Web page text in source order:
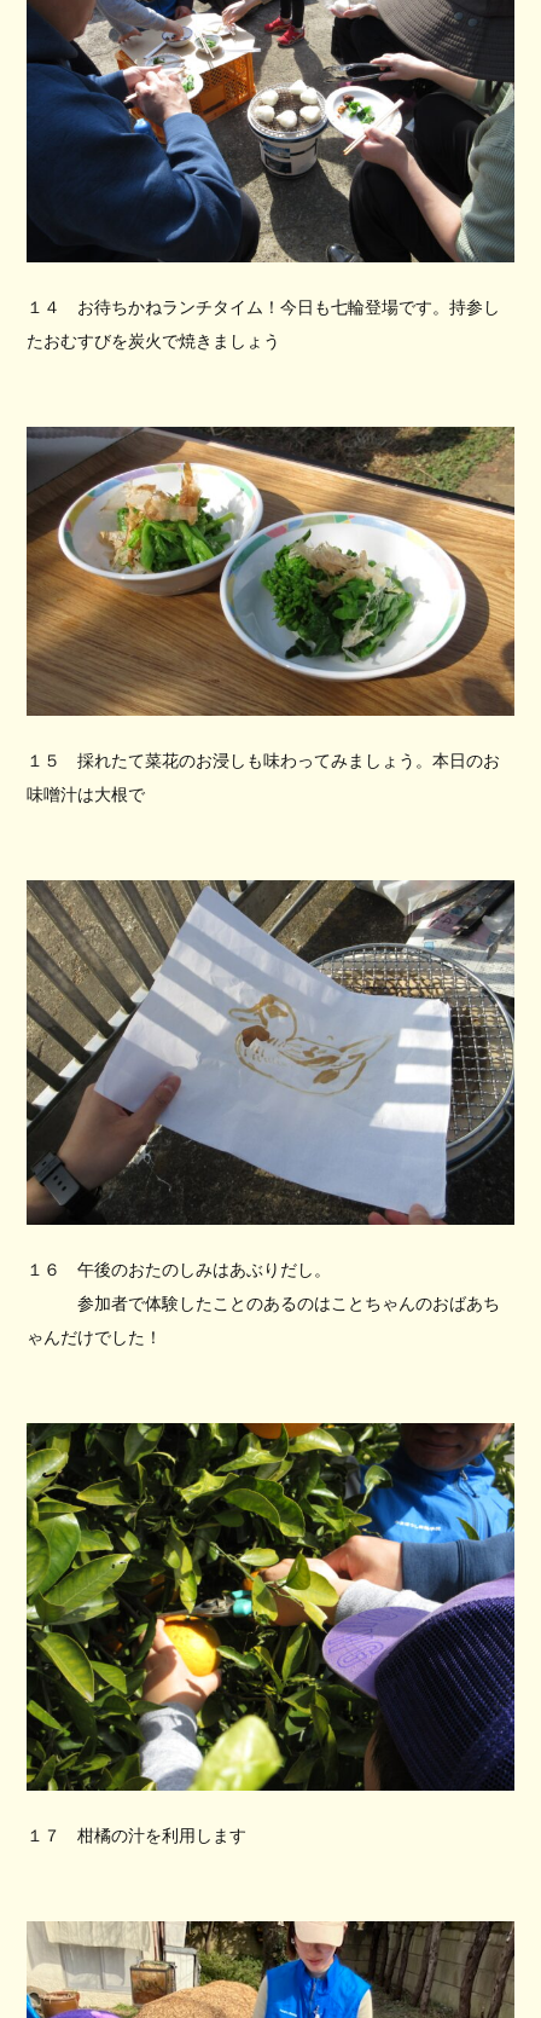
１４ お待ちかねランチタイム！今日も七輪登場です。持参し
たおむすびを炭火で焼きましょう
１５ 採れたて菜花のお浸しも味わってみましょう。本日のお
味噌汁は大根で
１６ 午後のおたのしみはあぶりだし。
参加者で体験したことのあるのはことちゃんのおばあち
ゃんだけでした！
１７ 柑橘の汁を利用します